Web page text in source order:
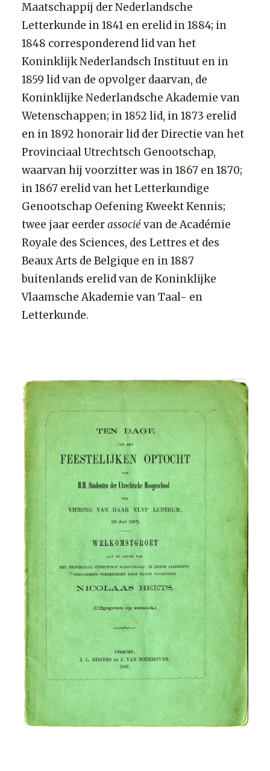
Maatschappij der Nederlandsche
Letterkunde in 1841 en erelid in 1884; in
1848 corresponderend lid van het
Koninklijk Nederlandsch Instituut en in
1859 lid van de opvolger daarvan, de
Koninklijke Nederlandsche Akademie van
Wetenschappen; in 1852 lid, in 1873 erelid
en in 1892 honorair lid der Directie van het
Provinciaal Utrechtsch Genootschap,
waarvan hij voorzitter was in 1867 en 1870;
in 1867 erelid van het Letterkundige
Genootschap Oefening Kweekt Kennis;
twee jaar eerderassociévan de Académie
Royale des Sciences, des Lettres et des
Beaux Arts de Belgique en in 1887
buitenlands erelid van de Koninklijke
Vlaamsche Akademie van Taal- en
Letterkunde.